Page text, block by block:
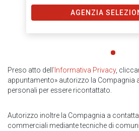
AGENZIA
Preso atto dell ’Informativa Privacy,
appuntamento» autorizzo la Compagnia
personali per essere ricontattato.
Autorizzo inoltre la Compagnia a
commerciali mediante tecniche di